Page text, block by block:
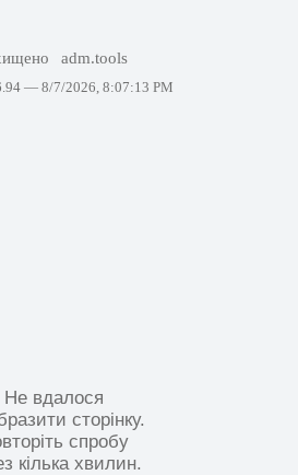
adm.tools
— 8/7/2026, 8:07:13 PM
Не вдалося
сторінку.
спробу
кілька хвилин.